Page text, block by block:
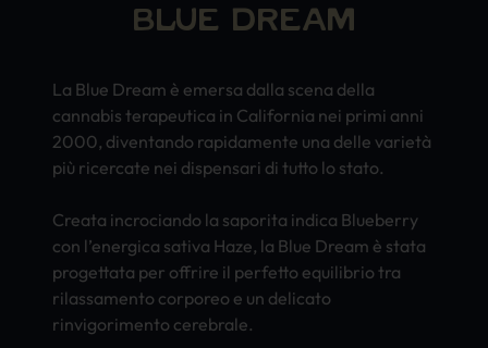
BLUE DREAM
La Blue Dream è emersa dalla scena della
cannabis terapeutica in California nei primi anni
2000, diventando rapidamente una delle varietà
più ricercate nei dispensari di tutto lo stato.
Creata incrociando la saporita indica Blueberry
con l’energica sativa Haze, la Blue Dream è stata
progettata per offrire il perfetto equilibrio tra
rilassamento corporeo e un delicato
rinvigorimento cerebrale.